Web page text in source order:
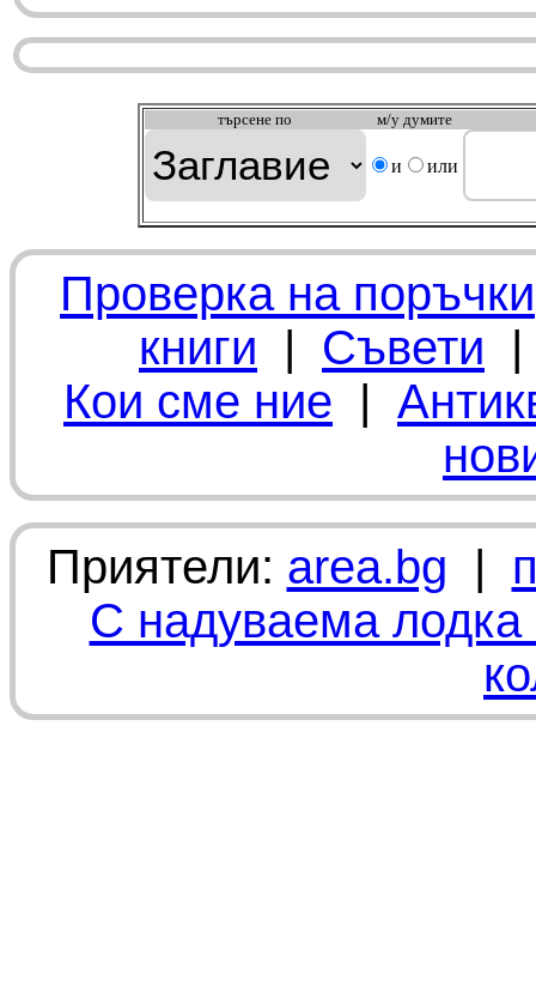
търсeне по м/у думите
и или
Проверка на поръчки
книги | Съвети
Кои сме ние |
Приятели: area.bg |
С надуваема лодка